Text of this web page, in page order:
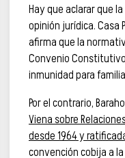
Hay que aclarar que
opinión jurídica. Casa
afirma que la
Convenio
inmunidad para
Por el contrario,
Viena sobre
desde 1964 y
convención cobija a